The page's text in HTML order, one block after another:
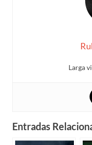
Larga
Entradas